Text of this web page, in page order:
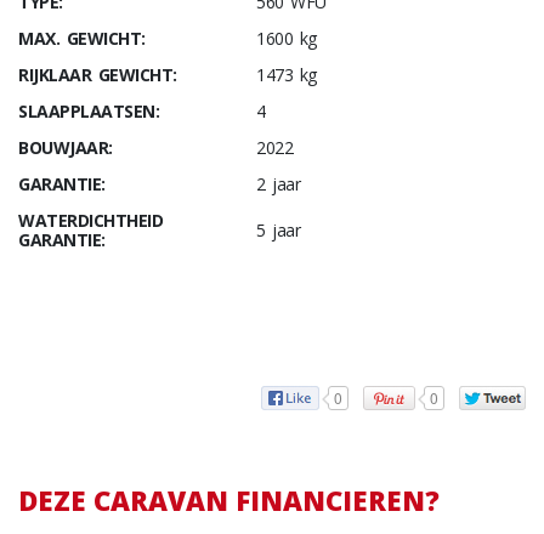
MAX. GEWICHT:
1600 kg
RIJKLAAR GEWICHT:
1473 kg
SLAAPPLAATSEN:
4
BOUWJAAR:
2022
GARANTIE:
2 jaar
WATERDICHTHEID
GARANTIE:
5 jaar
0 0
DEZE CARAVAN FINANCIEREN?